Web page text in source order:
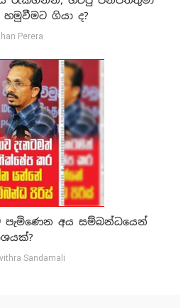
ගියා ද?
Perera
පැමිණෙන අය සම්බන්ධයෙන්
Sandamali